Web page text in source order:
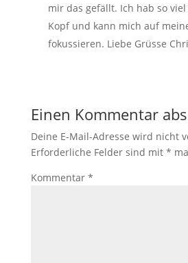
mir das gefällt. Ich hab so
Kopf und kann mich auf
fokussieren. Liebe Grüsse
Einen Kommentar
Deine E-Mail-Adresse wird nicht
Erforderliche Felder sind mit *
Kommentar *